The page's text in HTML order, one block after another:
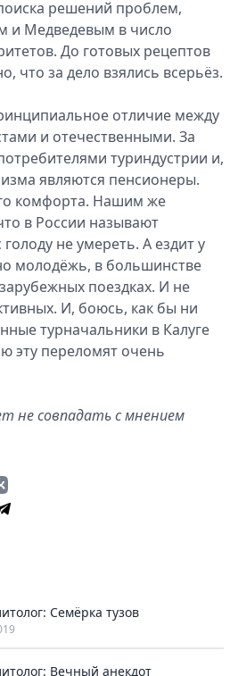
решений проблем,
и Медведевым в число
До готовых рецептов
что за дело взялись всерьёз.
отличие между
и отечественными. За
туриндустрии и,
являются пенсионеры.
комфорта. Нашим же
в России называют
не умереть. А ездит у
молодёжь, в большинстве
поездках. И не
И, боюсь, как бы ни
турначальники в Калуге
эту переломят очень
не совпадать с мнением
Семёрка тузов
Вечный анекдот